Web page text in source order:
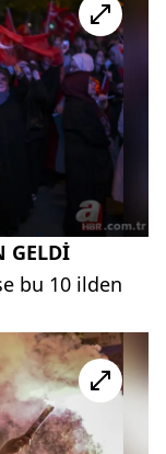
GELDİ
bu 10 ilden